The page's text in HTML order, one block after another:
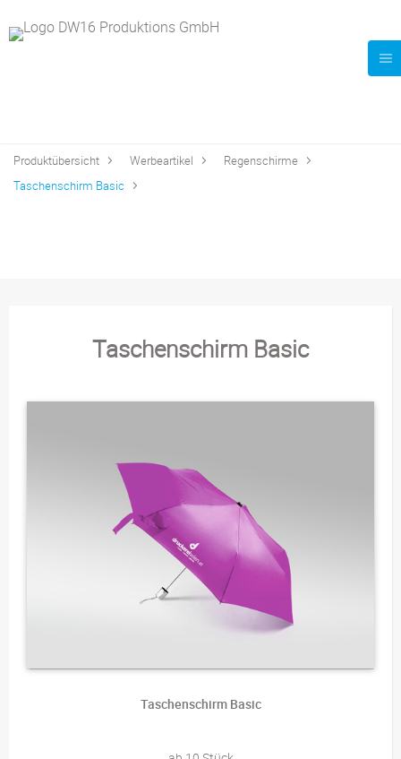
Produktübersicht Werbeartikel
Regenschirme
Taschenschirm Basic
Taschenschirm Basic
Taschenschirm Basic